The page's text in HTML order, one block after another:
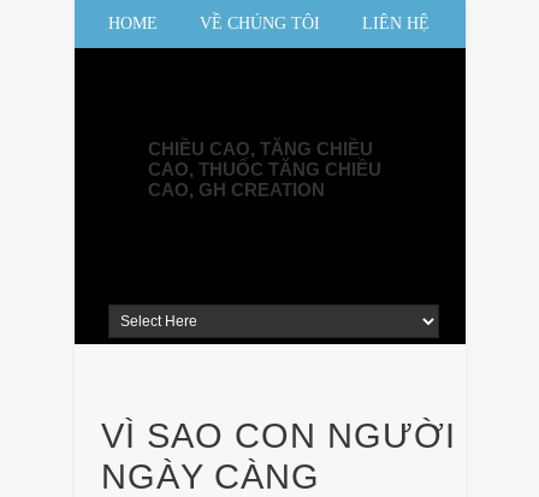
HOME VỀ CHÚNG TÔI LIÊN HỆ
CHIỀU CAO, TĂNG CHIỀU
CAO, THUỐC TĂNG CHIỀU
CAO, GH CREATION
VÌ SAO CON NGƯỜI
NGÀY CÀNG